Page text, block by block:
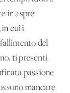
in aspre
cui i
del
ti presenti
passione
mancare